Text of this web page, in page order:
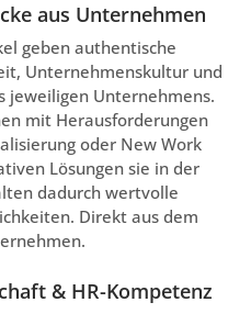
aus Unternehmen
geben authentische
Unternehmenskultur und
jeweiligen Unternehmens.
mit Herausforderungen
oder New Work
Lösungen sie in der
dadurch wertvolle
Direkt aus dem
& HR-Kompetenz